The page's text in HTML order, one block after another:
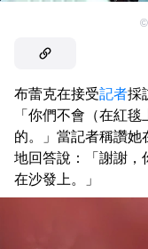
©
布蕾克在接受記者採
「你們不會（在紅
的。」當記者稱讚她
地回答說：「謝謝，
在沙發上。」